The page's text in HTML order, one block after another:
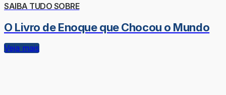
SAIBA TUDO SOBRE
O Livro de Enoque que Chocou o Mundo
Veja mais